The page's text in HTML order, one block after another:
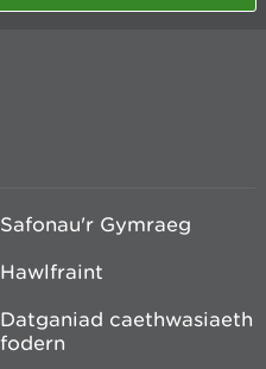
Safonau'r Gymraeg
Hawlfraint
Datganiad caethwasiaeth
fodern